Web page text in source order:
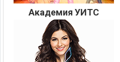
Академия УИТС